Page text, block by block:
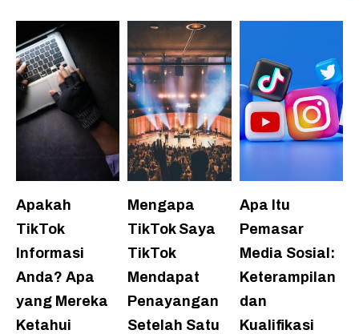
Apakah
TikTok
Informasi
Anda? Apa
yang Mereka
Ketahui
Mengapa
TikTok Saya
TikTok
Mendapat
Penayangan
Setelah Satu
Apa Itu
Pemasar
Media Sosial:
Keterampilan
dan
Kualifikasi